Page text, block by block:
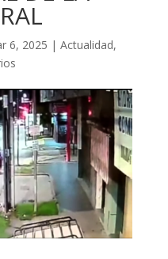
6, 2025 | Actualidad,